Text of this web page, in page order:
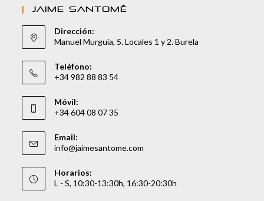
JAIME SANTOMÉ
Dirección:
Manuel Murguía, 5. Locales 1 y 2. Burela
Teléfono:
+34 982 88 83 54
Móvil:
+34 604 08 07 35
Email:
info@jaimesantome.com
Horarios:
L - S, 10:30-13:30h, 16:30-20:30h